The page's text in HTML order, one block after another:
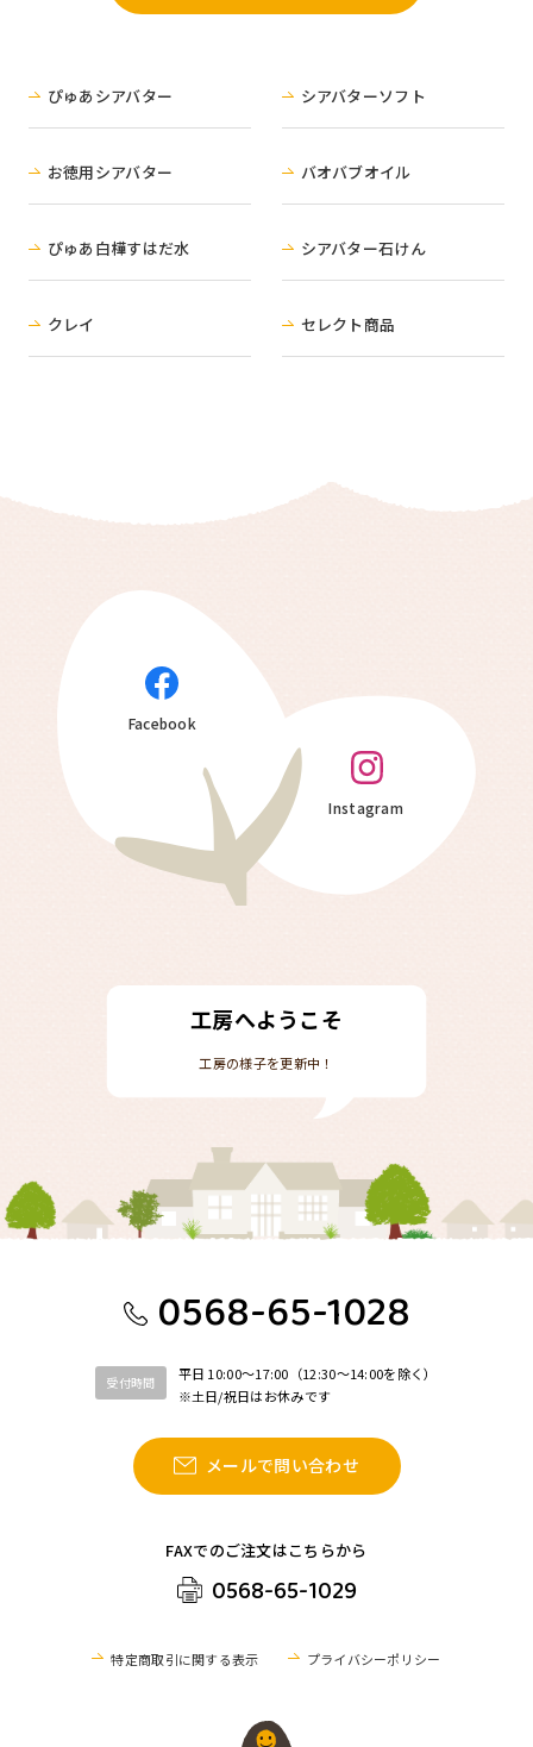
ぴゅあシアバター シアバターソフト
お徳用シアバター バオバブオイル
ぴゅあ白樺すはだ水 シアバター石けん
クレイ セレクト商品
工房へようこそ
工房の様子を更新中！
Facebook
Instagram
0568-65-1028
受付時間
平日 10:00〜17:00（12:30〜14:00を除く）
※土日/祝日はお休みです
メールで問い合わせ
FAXでのご注文はこちらから
0568-65-1029
特定商取引に関する表示 プライバシーポリシー